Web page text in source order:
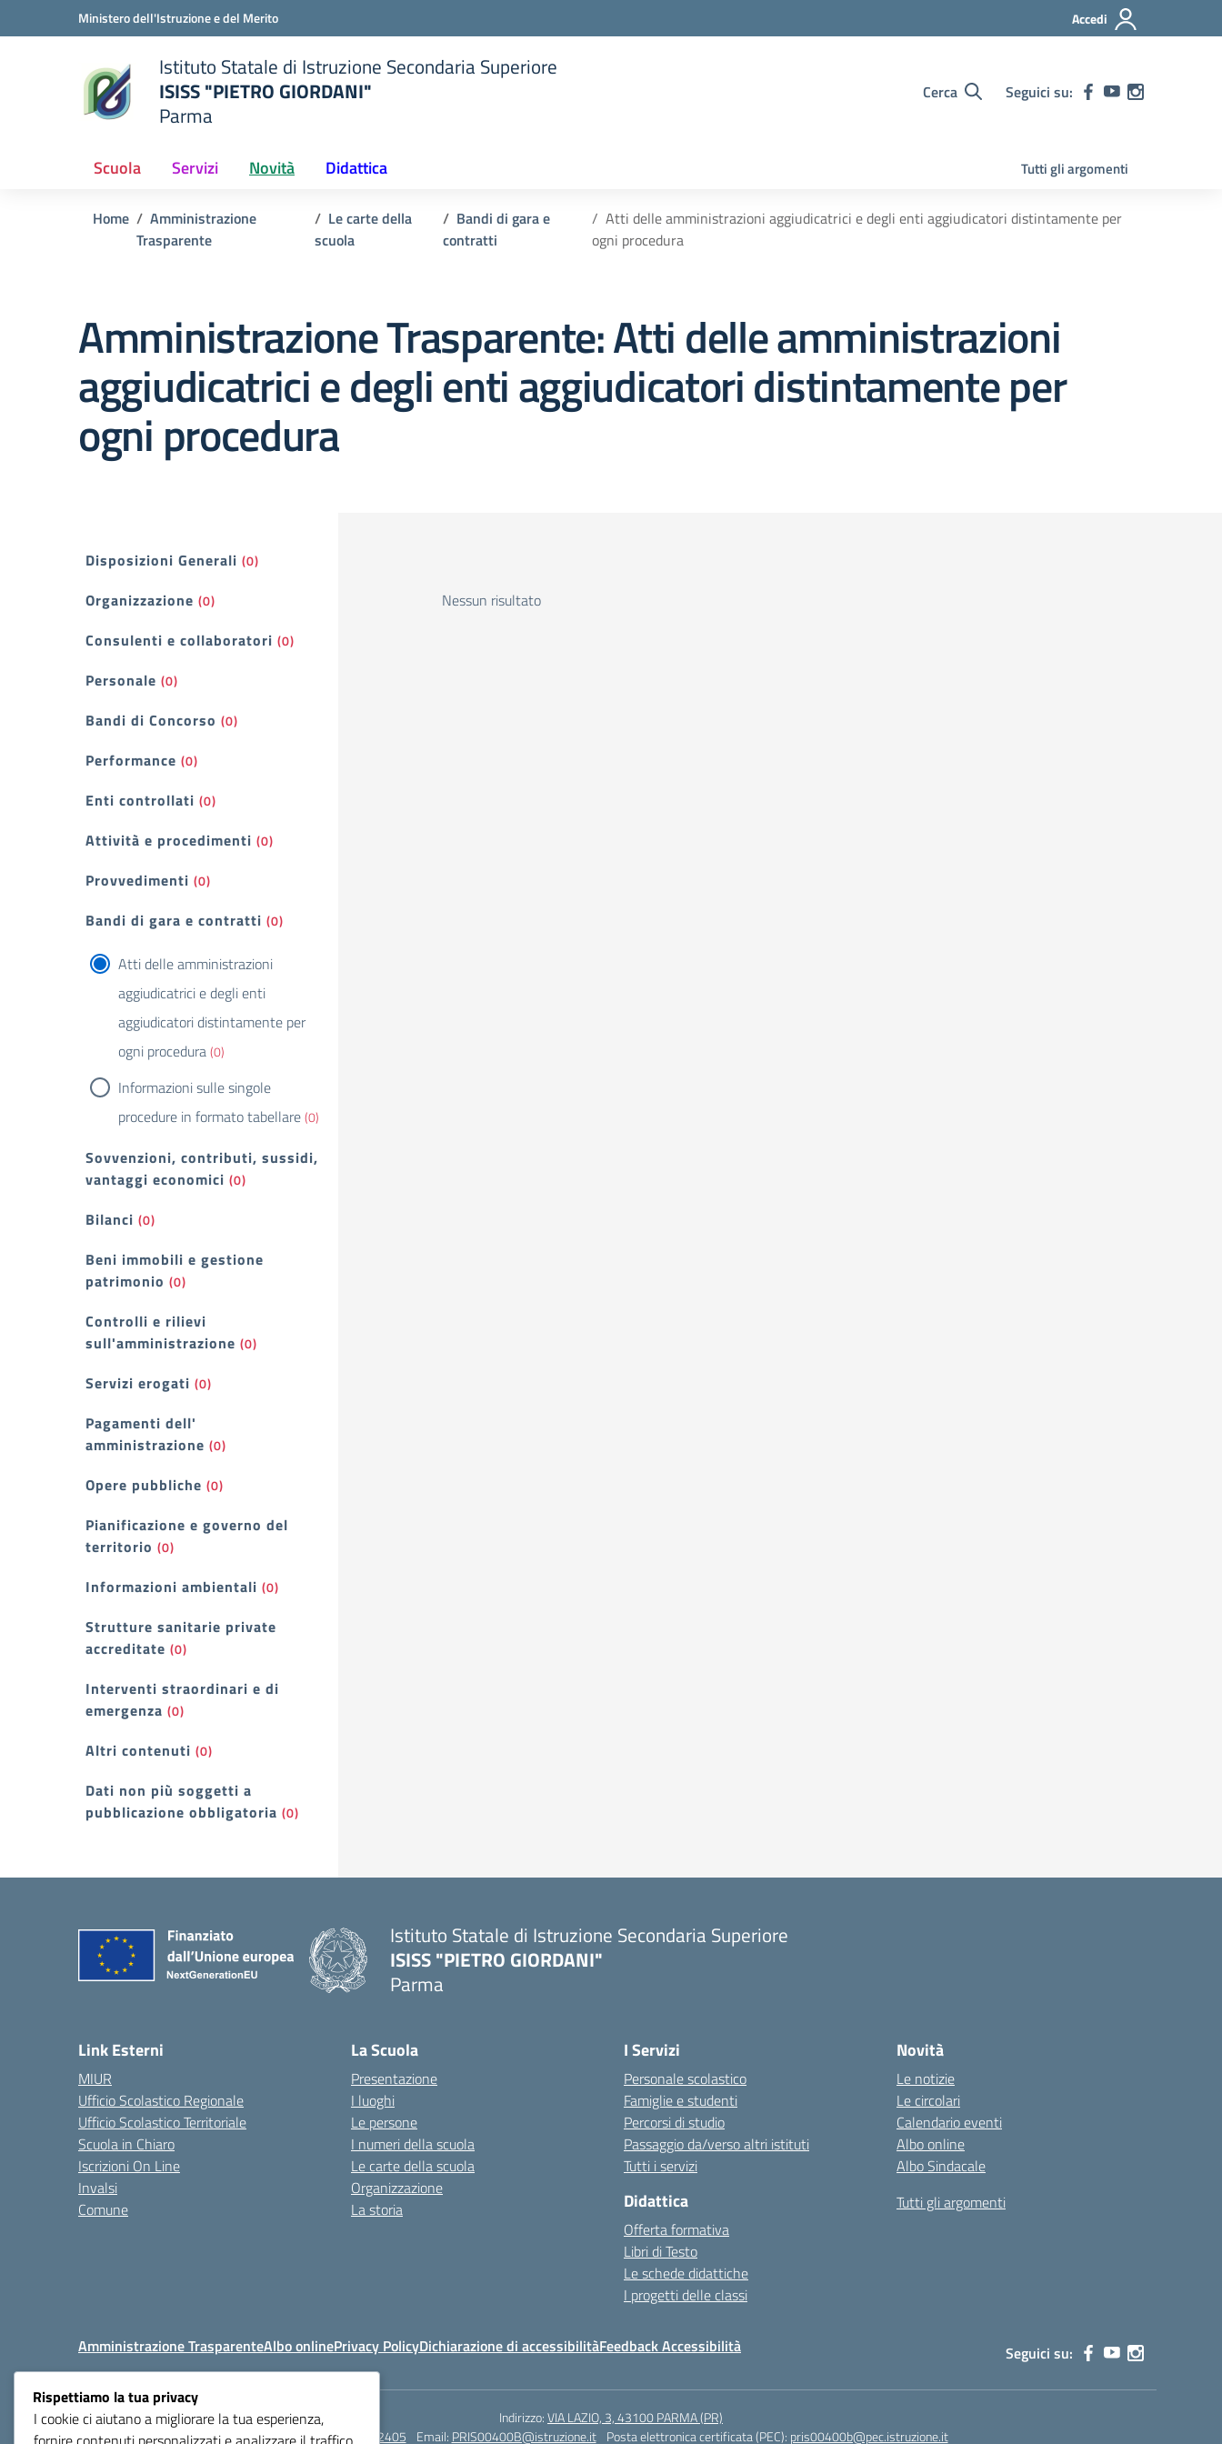
Vai ai contenuti
Vai al menu di navigazioneMinistero dell'Istruzione e del Merito Accedi
Istituto Statale di Istruzione Secondaria Superiore
ISISS "PIETRO GIORDANI"
Parma
Cerca Seguici su:
Scuola Servizi Novità Didattica Tutti gli argomenti
Home
Amministrazione
Trasparente
Le carte della
scuola
Bandi di gara e
contratti
Atti delle amministrazioni aggiudicatrici e degli enti aggiudicatori distintamente per
ogni procedura
Amministrazione Trasparente:Atti delle amministrazioni
aggiudicatrici e degli enti aggiudicatori distintamente per
ogni procedura
Filtri
Disposizioni Generali (0)
Organizzazione (0)
Consulenti e collaboratori (0)
Personale (0)
Bandi di Concorso (0)
Performance (0)
Enti controllati (0)
Attività e procedimenti (0)
Provvedimenti (0)
Bandi di gara e contratti (0)
Atti delle amministrazioni
aggiudicatrici e degli enti
aggiudicatori distintamente per
ogni procedura(0)
Informazioni sulle singole
procedure in formato tabellare(0)
Sovvenzioni, contributi, sussidi,
vantaggi economici (0)
Bilanci (0)
Beni immobili e gestione
patrimonio (0)
Controlli e rilievi
sull'amministrazione (0)
Servizi erogati (0)
Pagamenti dell'
amministrazione (0)
Opere pubbliche (0)
Pianificazione e governo del
territorio (0)
Informazioni ambientali (0)
Strutture sanitarie private
accreditate (0)
Interventi straordinari e di
emergenza (0)
Altri contenuti (0)
Dati non più soggetti a
pubblicazione obbligatoria (0)
Nessun risultato
Istituto Statale di Istruzione Secondaria Superiore
ISISS "PIETRO GIORDANI"
Parma
Link Esterni
MIUR
Ufficio Scolastico Regionale
Ufficio Scolastico Territoriale
Scuola in Chiaro
Iscrizioni On Line
Invalsi
Comune
La Scuola
Presentazione
I luoghi
Le persone
I numeri della scuola
Le carte della scuola
Organizzazione
La storia
I Servizi
Personale scolastico
Famiglie e studenti
Percorsi di studio
Passaggio da/verso altri istituti
Tutti i servizi
Didattica
Offerta formativa
Libri di Testo
Le schede didattiche
I progetti delle classi
Novità
Le notizie
Le circolari
Calendario eventi
Albo online
Albo Sindacale
Tutti gli argomenti
Amministrazione TrasparenteAlbo onlinePrivacy PolicyDichiarazione di accessibilitàFeedback Accessibilità Seguici su:
Indirizzo:VIA LAZIO, 3, 43100 PARMA (PR)
Centralino:0521272405 Email: PRIS00400B@istruzione.it Posta elettronica certificata (PEC): pris00400b@pec.istruzione.it
Rispettiamo la tua privacy
I cookie ci aiutano a migliorare la tua esperienza,